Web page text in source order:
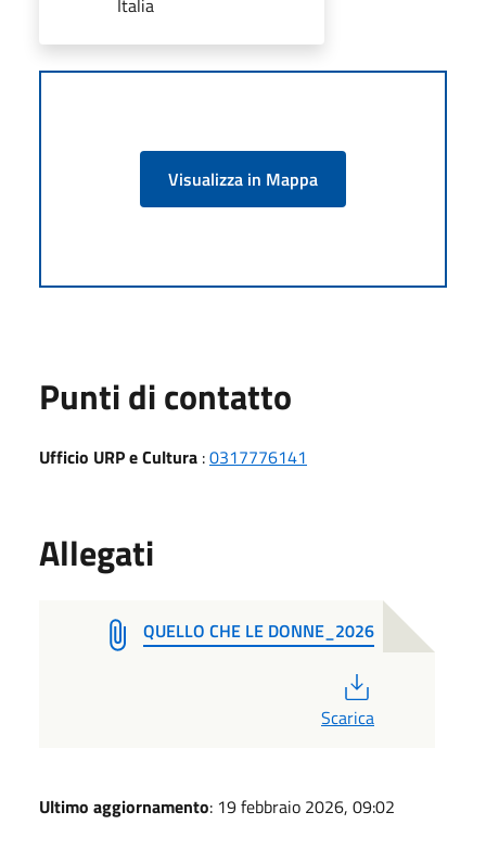
Visualizza in Mappa
Punti di contatto
Ufficio URP e Cultura :0317776141
Allegati
QUELLO CHE LE DONNE_2026
Scarica
Ultimo aggiornamento: 19 febbraio 2026, 09:02